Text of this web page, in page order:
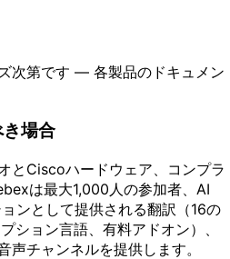
次第です — 各製品のドキュメン
場合
とCiscoハードウェア、コンプラ
は最大1,000人の参加者、AI
ンとして提供される翻訳（16の
ション言語、有料アドオン）、
声チャンネルを提供します。